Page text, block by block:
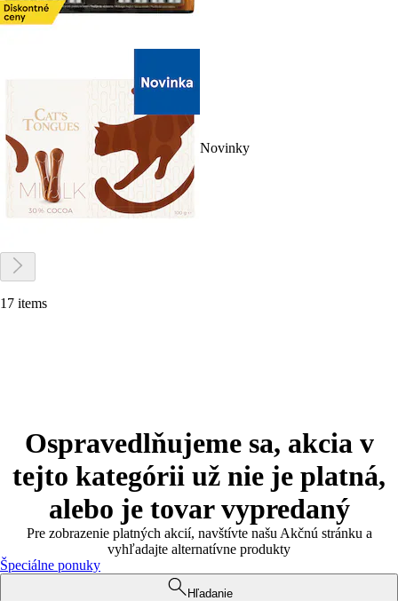
Novinky
17 items
Ospravedlňujeme sa, akcia v
tejto kategórii už nie je platná,
alebo je tovar vypredaný
Pre zobrazenie platných akcií, navštívte našu Akčnú stránku a
vyhľadajte alternatívne produkty
Špeciálne ponuky
Hľadanie